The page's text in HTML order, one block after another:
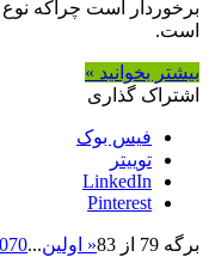
برخوردار است چراکه
است.
بیشتر بخوانید »
اشتراک گذاری
فیس بوک
توییتر
LinkedIn
Pinterest
برگه 79 از 83 « اولین...
70